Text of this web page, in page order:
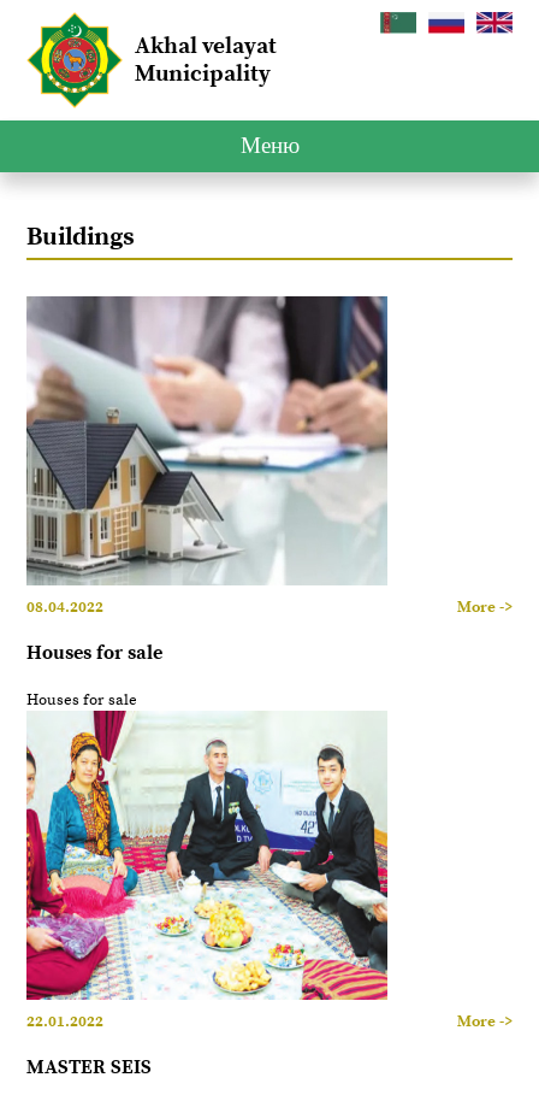
Akhal velayat
Municipality
Меню
Buildings
08.04.2022 More ->
Houses for sale
Houses for sale
22.01.2022 More ->
MASTER SEIS